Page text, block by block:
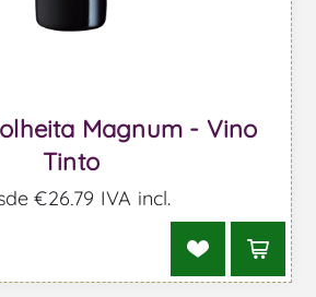
Magnum - Vino
Tinto
€26,79 IVA incl.